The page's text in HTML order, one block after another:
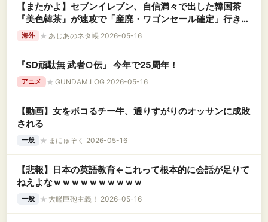
【またかよ】セブンイレブン、自信満々で出した韓国茶
『美色韓茶』が速攻で「産廃・ワゴンセール確定」行きに
なりそうで無事終了。
海外 ★ あじあのネタ帳 2026-05-16
『SD頑駄無 武者○伝』 今年で25周年！
アニメ ★ GUNDAM.LOG 2026-05-16
【動画】女をボコるチー牛、通りすがりのオッサンに成敗
される
一般 ★ まにゅそく 2026-05-16
【悲報】日本の英語教育←これって根本的に会話が足りて
ねえよなｗｗｗｗｗｗｗｗｗｗ
一般 ★ 大艦巨砲主義！ 2026-05-16